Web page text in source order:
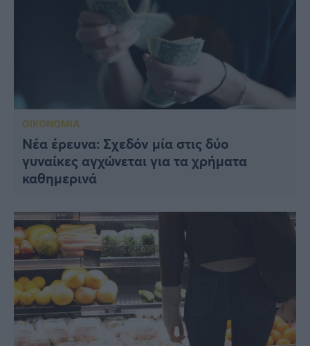
ΟΙΚΟΝΟΜΙΑ
Νέα έρευνα: Σχεδόν μία στις δύο
γυναίκες αγχώνεται για τα χρήματα
καθημερινά